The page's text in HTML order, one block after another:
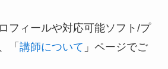
フィールや対応可能ソフト/プ
「 講師について 」ページでご